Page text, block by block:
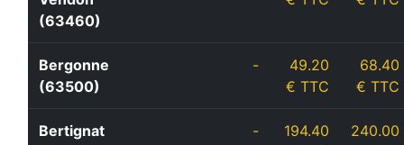
(63460)
Bergonne
(63500)
-
49.20
€ TTC
68.40
€ TTC
Bertignat
-
194.40
240.00